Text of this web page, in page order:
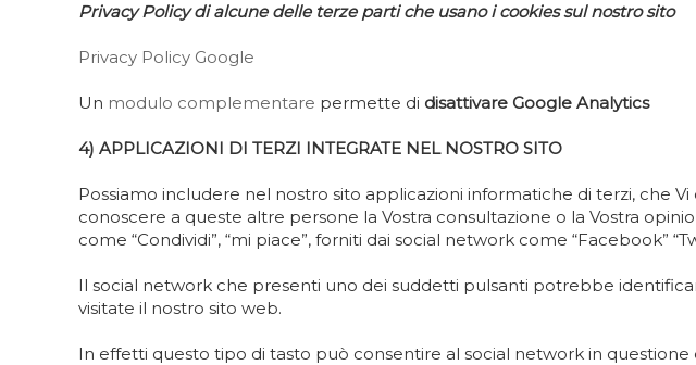
Privacy Policy di alcune delle terze parti che usano i cookies sul nostro sito
Privacy Policy Google
Un modulo complementare permette di disattivare Google Analytics
4) APPLICAZIONI DI TERZI INTEGRATE NEL NOSTRO SITO
Possiamo includere nel nostro sito applicazioni informatiche di terzi, che
conoscere a queste altre persone la Vostra consultazione o la Vostra
come “Condividi”, “mi piace”, forniti dai social network come “Facebook”
Il social network che presenti uno dei suddetti pulsanti potrebbe
visitate il nostro sito web.
In effetti questo tipo di tasto può consentire al social network in